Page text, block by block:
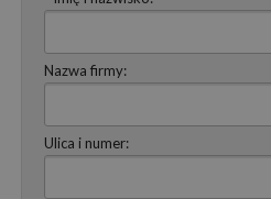
Nazwa firmy:
Ulica i numer: